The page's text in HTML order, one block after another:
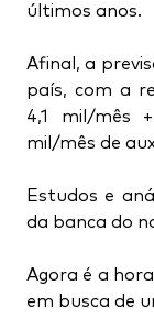
últimos anos.
Afinal, a
país, com a
4,1 mil/mês
mil/mês de
Estudos e
da banca do
Agora é a
em busca de